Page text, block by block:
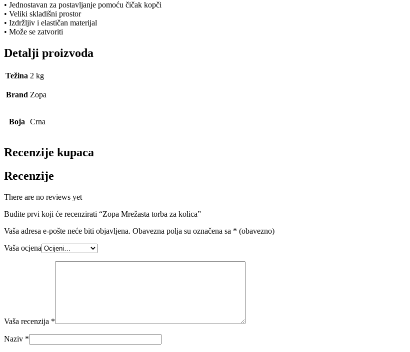
• Jednostavan za postavljanje pomoću čičak kopči
• Veliki skladišni prostor
• Izdržljiv i elastičan materijal
• Može se zatvoriti
Detalji proizvoda
Težina 2 kg
Brand Zopa
Boja Crna
Recenzije kupaca
Recenzije
There are no reviews yet
Budite prvi koji će recenzirati “Zopa Mrežasta torba za kolica”
Vaša adresa e-pošte neće biti objavljena. Obavezna polja su označena sa * (obavezno)
Vaša ocjena
Vaša recenzija *
Naziv *